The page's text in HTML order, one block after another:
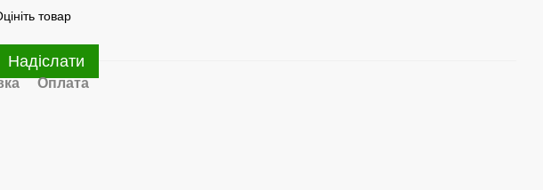
товар
Надіслати
Оплата